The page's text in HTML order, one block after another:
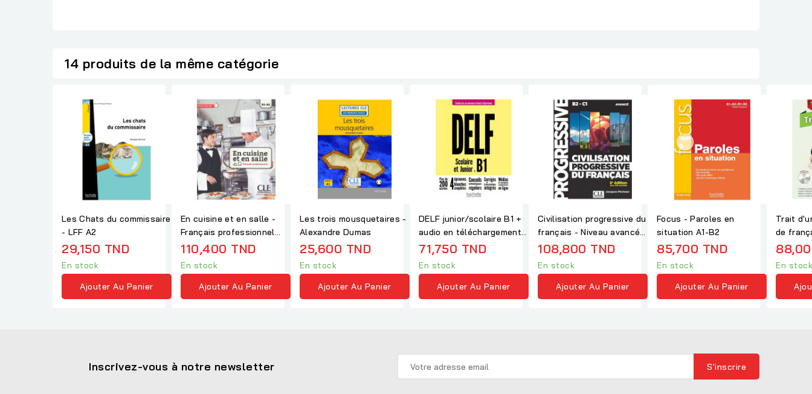
14 produits de la même catégorie
Les Chats du commissaire
- LFF A2
29,150 TND
En stock
Ajouter Au Panier
En cuisine et en salle -
Français professionnel
B1-B2
110,400 TND
En stock
Ajouter Au Panier
Les trois mousquetaires -
Alexandre Dumas
25,600 TND
En stock
Ajouter Au Panier
DELF junior/scolaire B1 +
audio en téléchargement
Nouveau...
71,750 TND
En stock
Ajouter Au Panier
Civilisation progressive du
français - Niveau avancé
B2-C1 +...
108,800 TND
En stock
Ajouter Au Panier
Focus - Paroles en
situation A1-B2
85,700 TND
En stock
Ajouter Au Panier
Trait
de
En stock
Inscrivez-vous à notre newsletter